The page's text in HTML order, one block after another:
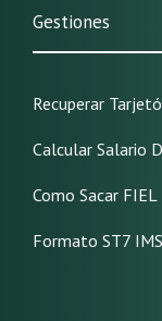
Gestiones
Recuperar
Calcular Salario
Como Sacar FIEL
Formato ST7